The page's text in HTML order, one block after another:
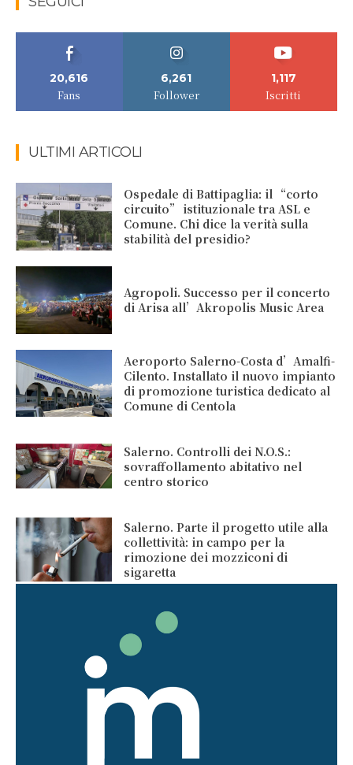
20,616
Fans
6,261
Follower
1,117
Iscritti
ULTIMI ARTICOLI
Ospedale di Battipaglia: il “corto
circuito” istituzionale tra ASL e
Comune. Chi dice la verità sulla
stabilità del presidio?
Agropoli. Successo per il concerto
di Arisa all’Akropolis Music Area
Aeroporto Salerno-Costa d’Amalfi-
Cilento. Installato il nuovo impianto
di promozione turistica dedicato al
Comune di Centola
Salerno. Controlli dei N.O.S.:
sovraffollamento abitativo nel
centro storico
Salerno. Parte il progetto utile alla
collettività: in campo per la
rimozione dei mozziconi di
sigaretta